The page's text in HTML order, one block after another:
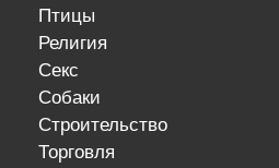
птицы
религия
секс
собаки
строительство
торговля